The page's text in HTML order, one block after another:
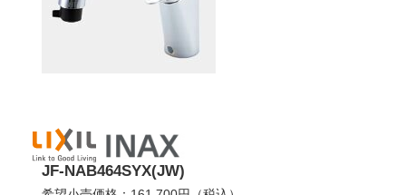
JF-NAB464SYX(JW)
希望小売価格：161,700円（税込）